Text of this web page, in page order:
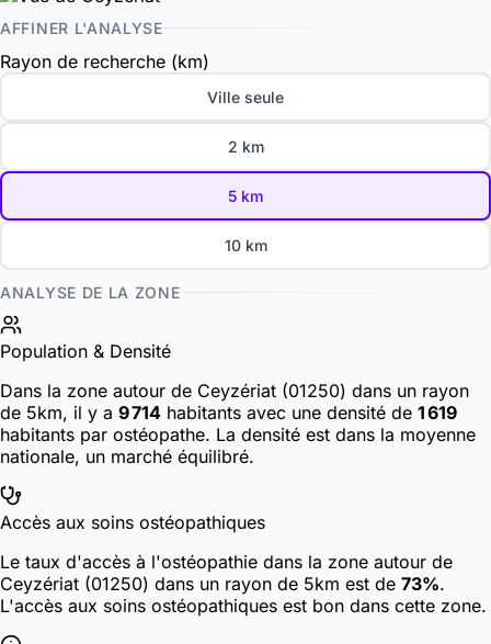
AFFINER L'ANALYSE
Rayon de recherche (km)
Ville seule
2 km
5 km
10 km
ANALYSE DE LA ZONE
Population & Densité
Dans la zone autour de Ceyzériat (01250) dans un rayon
de 5km, il y a 9 714 habitants avec une densité de 1 619
habitants par ostéopathe. La densité est dans la moyenne
nationale, un marché équilibré.
Accès aux soins ostéopathiques
Le taux d'accès à l'ostéopathie dans la zone autour de
Ceyzériat (01250) dans un rayon de 5km est de 73%.
L'accès aux soins ostéopathiques est bon dans cette zone.